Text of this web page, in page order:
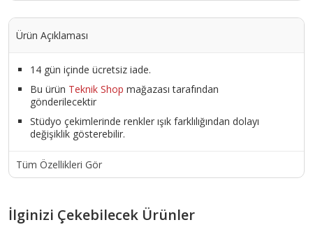
Ürün Açıklaması
14 gün içinde ücretsiz iade.
Bu ürün Teknik Shop mağazası tarafından
gönderilecektir
Stüdyo çekimlerinde renkler ışık farklılığından dolayı
değişiklik gösterebilir.
Tüm Özellikleri Gör
İlginizi Çekebilecek Ürünler